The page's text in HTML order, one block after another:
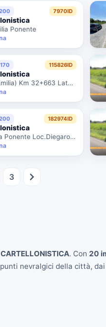
7970ID
Ponente
115826ID
Ss 9 (Emilia) Km 32+663 Lato Destro
182974ID
V.Emilia Ponente Loc.Diegaro Km.33+080dx
3
CARTELLONISTICA. Con 20
nevralgici della città,